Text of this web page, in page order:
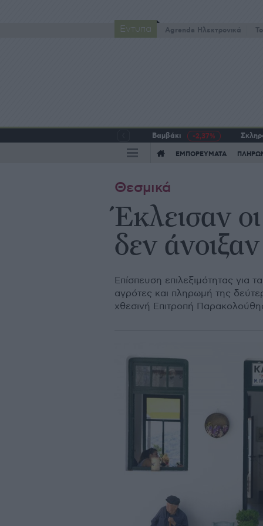
Έντυπα Agrenda Ηλεκτρονικά
Βαμβάκι -2,37%
ΕΜΠΟΡΕΥΜΑΤΑ
Θεσμικά
Έκλεισαν
δεν
Επίσπευση επιλεξιμότητας για
αγρότες και πληρωμή της
χθεσινή Επιτροπή